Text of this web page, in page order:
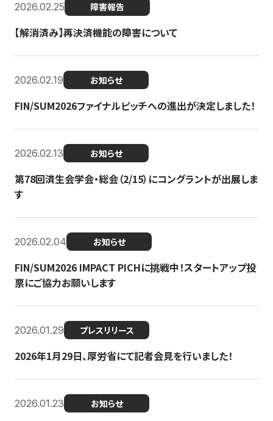
2026.02.25 障害報告
【解消済み】再決済機能の障害について
2026.02.19 お知らせ
FIN/SUM2026ファイナルピッチへの進出が決定しました！
2026.02.13 お知らせ
第78回済生会学会・総会（2/15）にコングラントが出展しま
す
2026.02.04 お知らせ
FIN/SUM2026 IMPACT PICHに挑戦中！スタートアップ投
票にご協力お願いします
2026.01.29 プレスリリース
2026年1月29日、厚労省にて記者会見を行いました！
2026.01.23 お知らせ